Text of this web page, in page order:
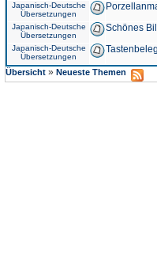
Japanisch-Deutsche
Übersetzungen
Japanisch-Deutsche
Übersetzungen
Schönes
Japanisch-Deutsche
Übersetzungen
Übersicht » Neueste Themen